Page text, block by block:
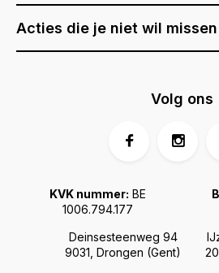
Acties die je niet wil missen
Deinsesteenweg 94
9031, Drongen (Gent)
KVK nummer: BE
1006.794.177
Volg ons